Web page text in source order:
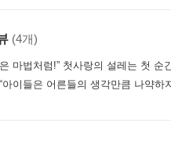
(4개)
마법처럼!” 첫사랑의 설레는 첫 순
아이들은 어른들의 생각만큼 나약하